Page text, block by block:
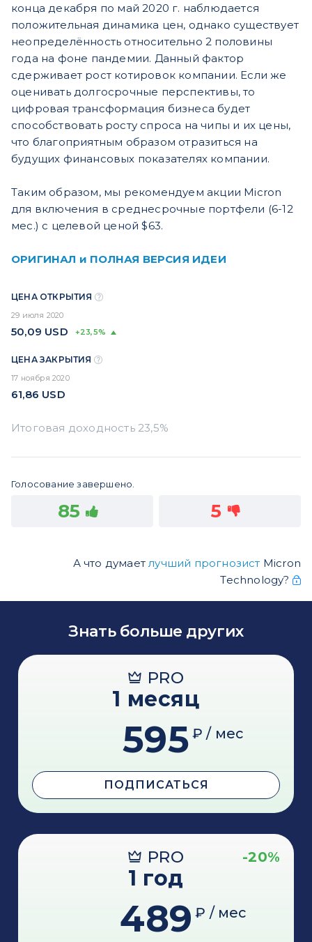
конца декабря по май 2020 г. наблюдается
положительная динамика цен, однако существует
неопределённость относительно 2 половины
года на фоне пандемии. Данный фактор
сдерживает рост котировок компании. Если же
оценивать долгосрочные перспективы, то
цифровая трансформация бизнеса будет
способствовать росту спроса на чипы и их цены,
что благоприятным образом отразиться на
будущих финансовых показателях компании.
Таким образом, мы рекомендуем акции Micron
для включения в среднесрочные портфели (6-12
мес.) с целевой ценой $63.
ОРИГИНАЛ и ПОЛНАЯ ВЕРСИЯ ИДЕИ
ЦЕНА ОТКРЫТИЯ
29 июля 2020
50,09 USD +23,5%
ЦЕНА ЗАКРЫТИЯ
17 ноября 2020
61,86 USD
Голосование завершено.
85 5
А что думает лучший прогнозист Micron
Technology?
Знать больше других
PRO
1 месяц
595 ₽ / мес
ПОДПИСАТЬСЯ
PRO -20%
1 год
489 ₽ / мес